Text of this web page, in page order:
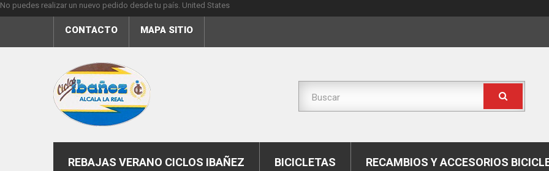
No puedes realizar un nuevo pedido desde tu país. United States
CONTACTO MAPA SITIO
REBAJAS VERANO CICLOS IBAÑEZ BICICLETAS RECAMBIOS Y ACCESORIOS